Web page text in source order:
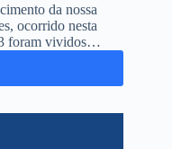
da nossa
ocorrido nesta
foram vividos…